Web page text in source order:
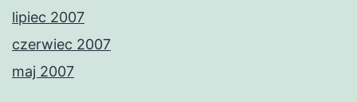
lipiec 2007
czerwiec 2007
maj 2007